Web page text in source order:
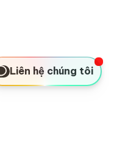
Liên hệ chúng tôi